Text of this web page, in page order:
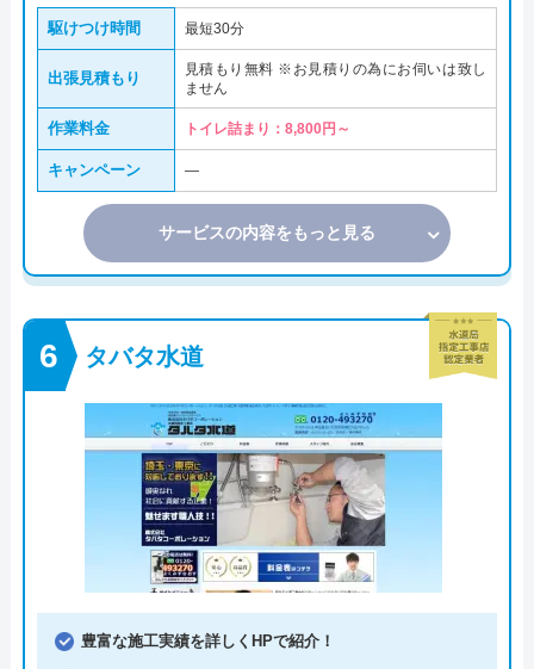
駆けつけ時間 最短30分
出張見積もり
見積もり無料 ※お見積りの為にお伺いは致し
ません
作業料金 トイレ詰まり：8,800円～
キャンペーン ―
サービスの内容をもっと見る
タバタ水道
豊富な施工実績を詳しくHPで紹介！